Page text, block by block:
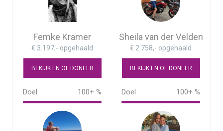
Femke Kramer
€ 3.197,- opgehaald
BEKIJK EN OF DONEER
Doel 100+ %
107%
Sheila van der Velden
€ 2.758,- opgehaald
BEKIJK EN OF DONEER
Doel 100+ %